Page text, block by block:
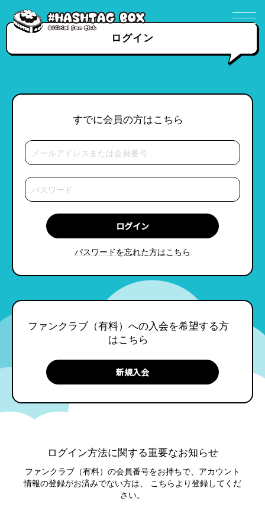
ログイン
すでに会員の方はこちら
パスワードを忘れた方はこちら
ファンクラブ（有料）への入会を希望する方
はこちら
ログイン方法に関する重要なお知らせ
ファンクラブ（有料）の会員番号をお持ちで、アカウント
情報の登録がお済みでない方は、 こちらより登録してくだ
さい。